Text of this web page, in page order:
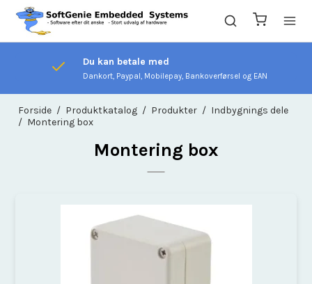
Tilfredshed eller pengene tilbage
Hos os lever vi af glade kunder
Forside / Produktkatalog / Produkter / Indbygnings dele
/ Montering box
Montering box